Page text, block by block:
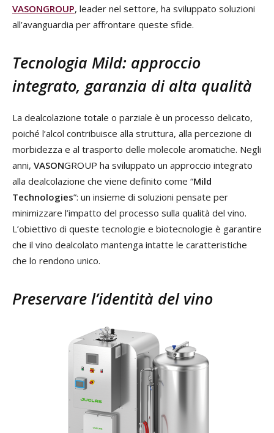
VASONGROUP, leader nel settore, ha sviluppato soluzioni
all’avanguardia per affrontare queste sfide.
Tecnologia Mild: approccio
integrato, garanzia di alta qualità
La dealcolazione totale o parziale è un processo delicato,
poiché l’alcol contribuisce alla struttura, alla percezione di
morbidezza e al trasporto delle molecole aromatiche. Negli
anni, VASONGROUP ha sviluppato un approccio integrato
alla dealcolazione che viene definito come “Mild
Technologies”: un insieme di soluzioni pensate per
minimizzare l’impatto del processo sulla qualità del vino.
L’obiettivo di queste tecnologie e biotecnologie è garantire
che il vino dealcolato mantenga intatte le caratteristiche
che lo rendono unico.
Preservare l’identità del vino